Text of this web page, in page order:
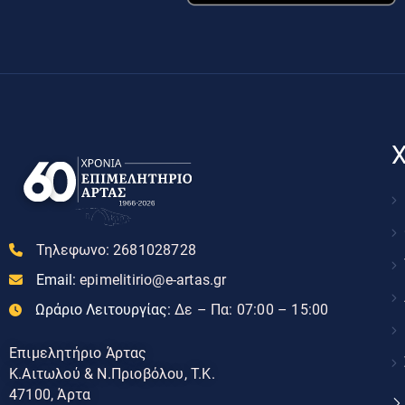
Τηλεφωνο: 2681028728
Email: epimelitirio@e-artas.gr
Ωράριο Λειτουργίας: Δε – Πα: 07:00 – 15:00
Επιμελητήριο Άρτας
Κ.Αιτωλού & Ν.Πριοβόλου, Τ.Κ.
47100, Άρτα